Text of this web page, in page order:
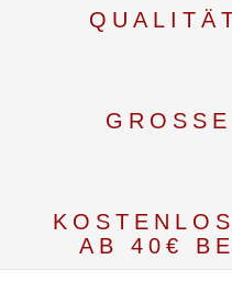
GROSSE
AB 40€